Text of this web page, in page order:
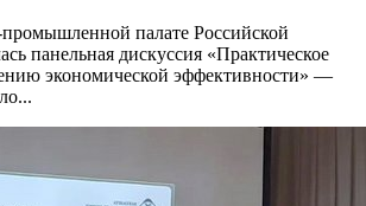
палате Российской
панельная дискуссия «Практическое
экономической эффективности» —